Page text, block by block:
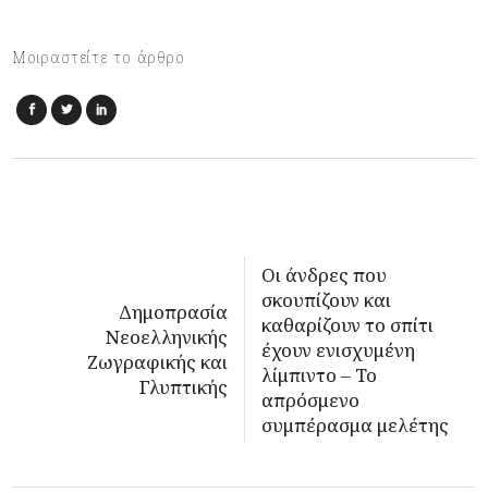
Μοιραστείτε το άρθρο
Δημοπρασία
Νεοελληνικής
Ζωγραφικής και
Γλυπτικής
Οι άνδρες που
σκουπίζουν και
καθαρίζουν το σπίτι
έχουν ενισχυμένη
λίμπιντο – Το
απρόσμενο
συμπέρασμα μελέτης